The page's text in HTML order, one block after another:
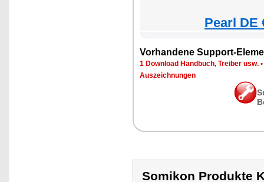
Pearl DE
Vorhandene Support-
1 Download Handbuch, Treiber usw. •
Auszeichnungen
Somikon Produkte